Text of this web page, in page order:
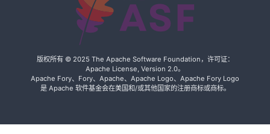
版权所有 © 2025 The Apache Software Foundation，许可证：
Apache License, Version 2.0。
Apache Fory、Fory、Apache、Apache Logo、Apache Fory Logo
是 Apache 软件基金会在美国和/或其他国家的注册商标或商标。